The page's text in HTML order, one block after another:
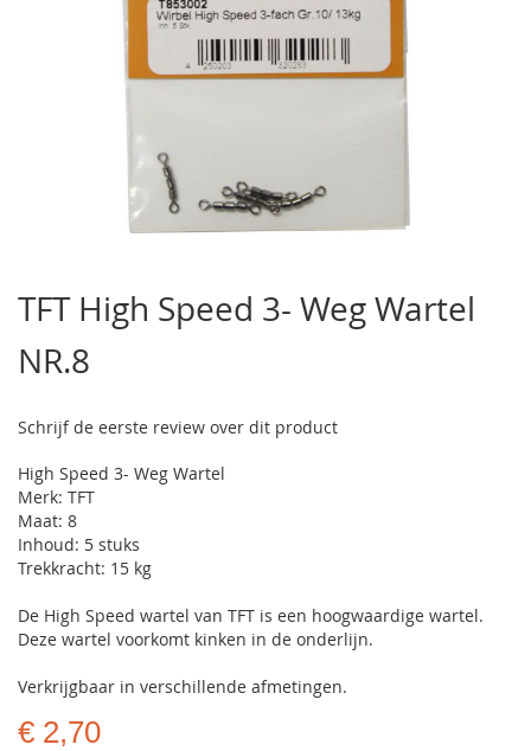
het
begin
van
de
gallerij
TFT High Speed 3- Weg Wartel
NR.8
Schrijf de eerste review over dit product
High Speed 3- Weg Wartel
Merk: TFT
Maat: 8
Inhoud: 5 stuks
Trekkracht: 15 kg
De High Speed wartel van TFT is een hoogwaardige wartel.
Deze wartel voorkomt kinken in de onderlijn.
Verkrijgbaar in verschillende afmetingen.
€ 2,70